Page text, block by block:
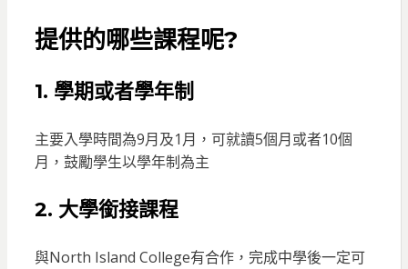
提供的哪些課程呢?
1. 學期或者學年制
主要入學時間為9月及1月，可就讀5個月或者10個
月，鼓勵學生以學年制為主
2. 大學銜接課程
與North Island College有合作，完成中學後一定可